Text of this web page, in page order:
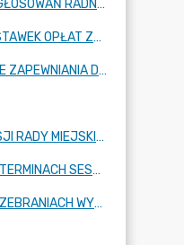
IMIENNE WYKAZY GŁOSOWAŃ RADNYCH
WYSOKOŚĆ CEN I STAWEK OPŁAT ZBIOROWEGO ZAOPATRZENIA W WODĘ
RAPORTY O STANIE ZAPEWNIANIA DOSTĘPNOŚCI PODMIOTU PUBLICZNEGO
ZAPISY WIDEO SESJI RADY MIEJSKIEJ
ZAWIADOMIENIA O TERMINACH SESJI RADY MIEJSKIEJ ORAZ KOMISJI STAŁYCH RADY
ZAWIADOMIENIA O ZEBRANIACH WYBORCZYCH W SOŁECTWACH I MIEŚCIE ĆMIELÓW